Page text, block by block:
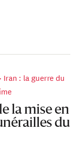
Iran : la guerre du
la mise en
du